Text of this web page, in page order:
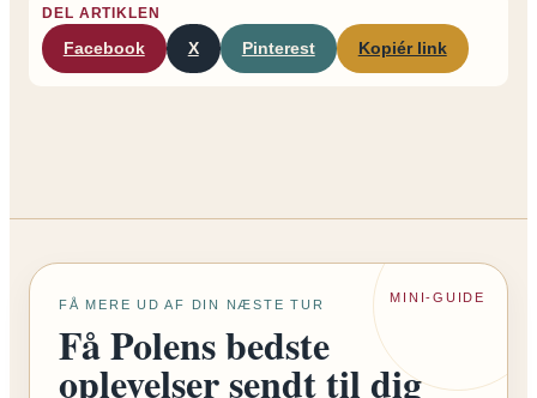
DEL ARTIKLEN
Facebook X Pinterest Kopiér link
MINI-GUIDE
FÅ MERE UD AF DIN NÆSTE TUR
Få Polens bedste
oplevelser sendt til dig